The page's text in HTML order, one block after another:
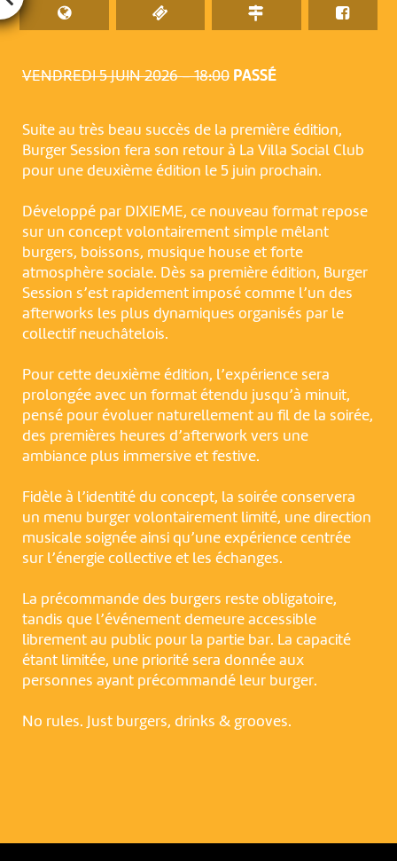
NOUS UTILISONS DES COOKIES
En poursuivant votre navigation sur le culturoscoPe site vous
consentez à l’utilisation de cookies. Les cookies nous
VENDREDI 5 JUIN 2026 – 18:00 PASSÉ
Suite au très beau succès de la première édition,
Burger Session fera son retour à La Villa Social Club
pour une deuxième édition le 5 juin prochain.
Développé par DIXIEME, ce nouveau format repose
sur un concept volontairement simple mêlant
burgers, boissons, musique house et forte
atmosphère sociale. Dès sa première édition, Burger
Session s’est rapidement imposé comme l’un des
afterworks les plus dynamiques organisés par le
collectif neuchâtelois.
Pour cette deuxième édition, l’expérience sera
prolongée avec un format étendu jusqu’à minuit,
pensé pour évoluer naturellement au fil de la soirée,
des premières heures d’afterwork vers une
ambiance plus immersive et festive.
Fidèle à l’identité du concept, la soirée conservera
un menu burger volontairement limité, une direction
musicale soignée ainsi qu’une expérience centrée
sur l’énergie collective et les échanges.
La précommande des burgers reste obligatoire,
tandis que l’événement demeure accessible
librement au public pour la partie bar. La capacité
étant limitée, une priorité sera donnée aux
personnes ayant précommandé leur burger.
No rules. Just burgers, drinks & grooves.